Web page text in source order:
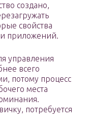
создано,
свойства
приложений.
управления
всего
потому процесс
места
потребуется